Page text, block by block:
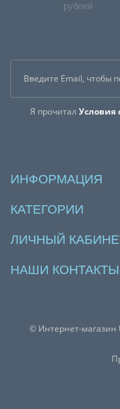
рублей
Я прочитал Условия
ИНФОРМАЦИЯ
КАТЕГОРИИ
ЛИЧНЫЙ
НАШИ КОНТАКТЫ
© Интернет-магазин